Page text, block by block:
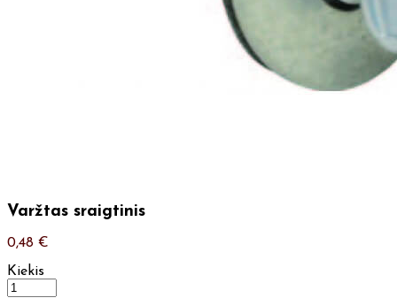
Varžtas sraigtinis
0,48 €
Kiekis